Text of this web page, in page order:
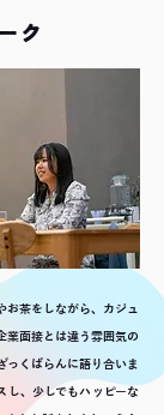
ク
お茶をしながら、カジュ
業面接とは違う雰囲気の
っくばらんに語り合いま
し、少しでもハッピーな